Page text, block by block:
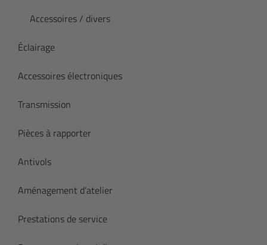
Accessoires / divers
Éclairage
Accessoires électroniques
Transmission
Pièces à rapporter
Antivols
Aménagement d’atelier
Prestations de service